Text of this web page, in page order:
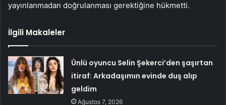
yayınlanmadan doğrulanması gerektiğine hükmetti.
İlgili Makaleler
Ünlü oyuncu Selin Şekerci’den şaşırtan
itiraf: Arkadaşımın evinde duş alıp
geldim
Ağustos 7, 2026